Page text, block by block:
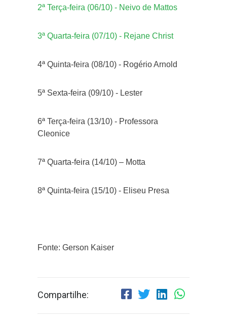
2ª Terça-feira (06/10) - Neivo de Mattos
3ª Quarta-feira (07/10) - Rejane Christ
4ª Quinta-feira (08/10) - Rogério Arnold
5ª Sexta-feira (09/10) - Lester
6ª Terça-feira (13/10) - Professora
Cleonice
7ª Quarta-feira (14/10) – Motta
8ª Quinta-feira (15/10) - Eliseu Presa
Fonte: Gerson Kaiser
Compartilhe: